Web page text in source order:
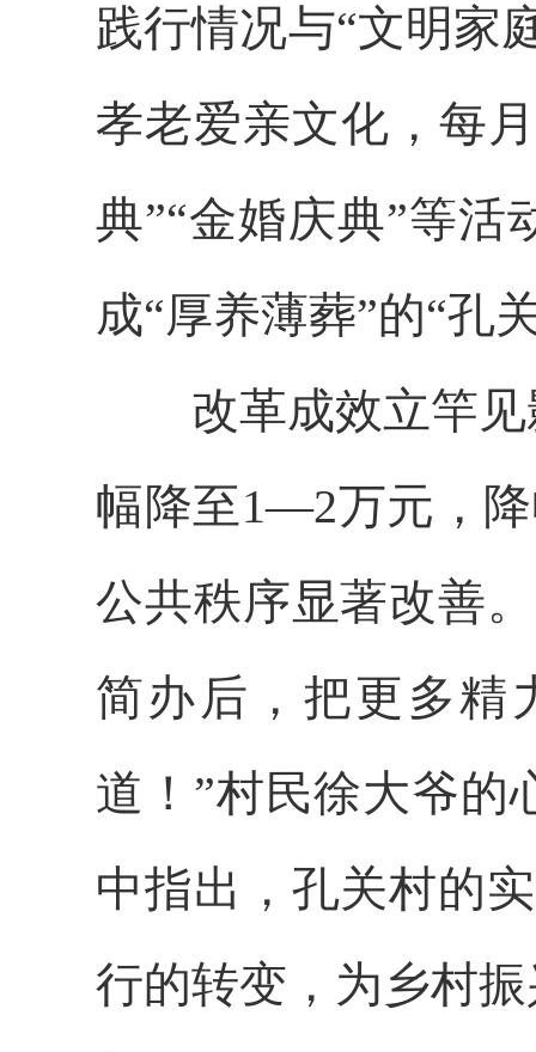
践行情况与“文明家
孝老爱亲文化，每
典”“金婚庆典”等活
成“厚养薄葬”的“孔
改革成效立竿见
幅降至1—2万元，
公共秩序显著改善
简办后，把更多精
道！”村民徐大爷的
中指出，孔关村的
行的转变，为乡村